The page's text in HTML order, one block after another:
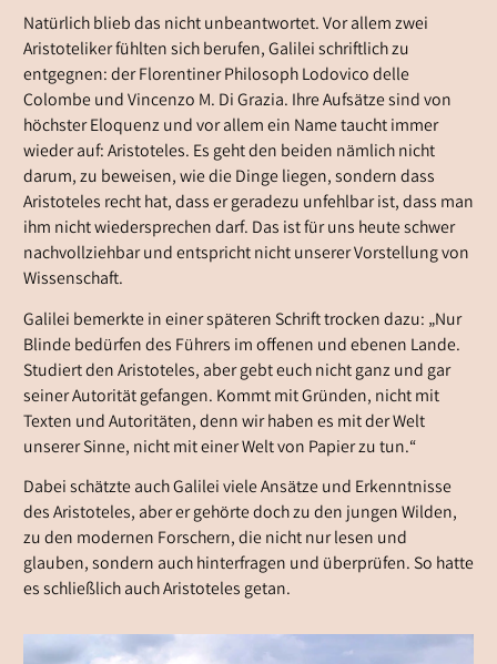
Natürlich blieb das nicht unbeantwortet. Vor allem zwei
Aristoteliker fühlten sich berufen, Galilei schriftlich zu
entgegnen: der Florentiner Philosoph Lodovico delle
Colombe und Vincenzo M. Di Grazia. Ihre Aufsätze sind von
höchster Eloquenz und vor allem ein Name taucht immer
wieder auf: Aristoteles. Es geht den beiden nämlich nicht
darum, zu beweisen, wie die Dinge liegen, sondern dass
Aristoteles recht hat, dass er geradezu unfehlbar ist, dass man
ihm nicht wiedersprechen darf. Das ist für uns heute schwer
nachvollziehbar und entspricht nicht unserer Vorstellung von
Wissenschaft.
Galilei bemerkte in einer späteren Schrift trocken dazu: „Nur
Blinde bedürfen des Führers im offenen und ebenen Lande.
Studiert den Aristoteles, aber gebt euch nicht ganz und gar
seiner Autorität gefangen. Kommt mit Gründen, nicht mit
Texten und Autoritäten, denn wir haben es mit der Welt
unserer Sinne, nicht mit einer Welt von Papier zu tun.“
Dabei schätzte auch Galilei viele Ansätze und Erkenntnisse
des Aristoteles, aber er gehörte doch zu den jungen Wilden,
zu den modernen Forschern, die nicht nur lesen und
glauben, sondern auch hinterfragen und überprüfen. So hatte
es schließlich auch Aristoteles getan.